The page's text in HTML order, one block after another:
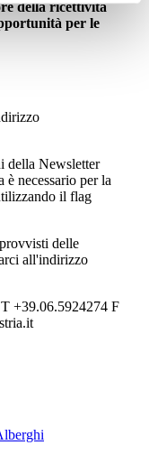
della ricettività
per le
della Newsletter
è necessario per la
il flag
delle
all'indirizzo
+39.06.5924274 F